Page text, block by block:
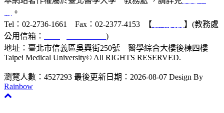
。
Tel：02-2736-1661 Fax：02-2377-4153 【
】(教務處
公用信箱：
)
地址：臺北市信義區吳興街250號 醫學綜合大樓後棟四樓
Taipei Medical University© All RIGHTS RESERVED.
瀏覽人數：4527293 最後更新日期：2026-08-07 Design By
Rainbow